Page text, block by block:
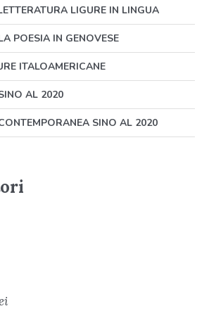
LIGURE IN LINGUA
POESIA IN GENOVESE
ITALOAMERICANE
AL 2020
SINO AL 2020